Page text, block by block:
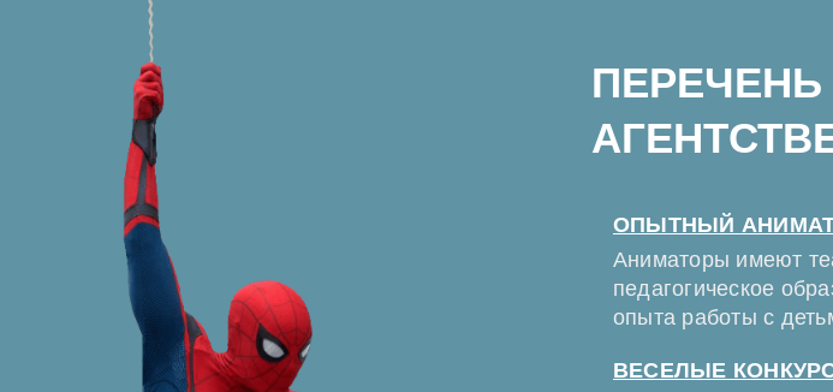
ПЕРЕЧЕНЬ
ОПЫТНЫЙ
Аниматоры имеют
педагогическое
опыта работы с
ВЕСЕЛЫЕ